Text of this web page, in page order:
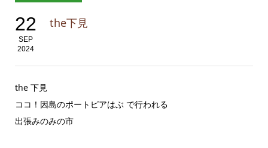
22
SEP
2024
the下見
the 下見
ココ！因島のポートピアはぶ で行われる
出張みのみの市